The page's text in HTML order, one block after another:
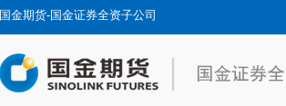
国金期货-国金证券全资子公司